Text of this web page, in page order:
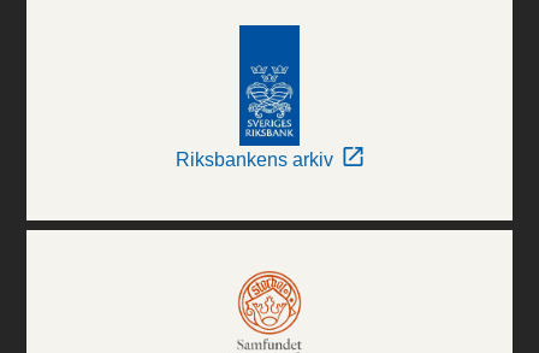
Riksbankens arkiv